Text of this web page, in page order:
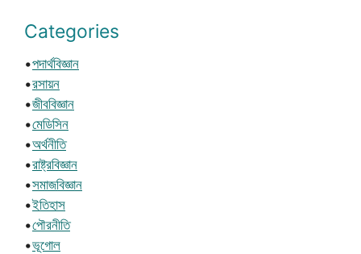
Categories
•পদার্থবিজ্ঞান
•রসায়ন
•জীববিজ্ঞান
•মেডিসিন
•অর্থনীতি
•রাষ্ট্রবিজ্ঞান
•সমাজবিজ্ঞান
•ইতিহাস
•পৌরনীতি
•ভূগোল